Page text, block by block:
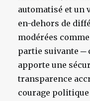
automatisé et un
en-dehors de
modérées
partie suivante ─
apporte une
transparence
courage